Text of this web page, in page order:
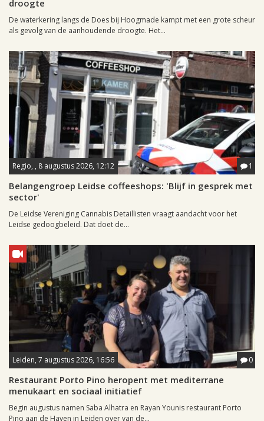
droogte
De waterkering langs de Does bij Hoogmade kampt met een grote scheur
als gevolg van de aanhoudende droogte. Het...
Regio, , 8 augustus 2026, 12:12 1
Belangengroep Leidse coffeeshops: 'Blijf in gesprek met
sector'
De Leidse Vereniging Cannabis Detaillisten vraagt aandacht voor het
Leidse gedoogbeleid. Dat doet de...
Leiden, 7 augustus 2026, 16:56 0
Restaurant Porto Pino heropent met mediterrane
menukaart en sociaal initiatief
Begin augustus namen Saba Alhatra en Rayan Younis restaurant Porto
Pino aan de Haven in Leiden over van de...